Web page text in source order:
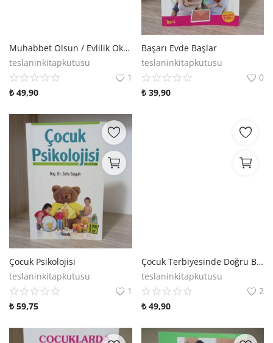
Muhabbet Olsun / Evlilik Okulunda İletişim
teslaninkitapkutusu
1
₺ 49,90
Başarı Evde Başlar
teslaninkitapkutusu
0
₺39,90
Çocuk Psikolojisi
teslaninkitapkutusu
1
₺ 59,75
Çocuk Terbiyesinde Doğru Bilinen Yanlışlar
teslaninkitapkutusu
2
₺49,90